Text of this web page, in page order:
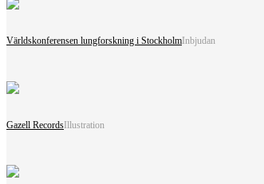
Världskonferensen lungforskning i Stockholm Inbjudan
Gazell Records Illustration